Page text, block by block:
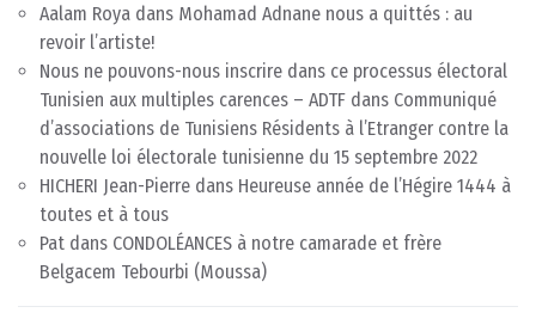
Aalam Roya dans Mohamad Adnane nous a quittés : au
revoir l’artiste!
Nous ne pouvons-nous inscrire dans ce processus électoral
Tunisien aux multiples carences – ADTF dans Communiqué
d’associations de Tunisiens Résidents à l’Etranger contre la
nouvelle loi électorale tunisienne du 15 septembre 2022
HICHERI Jean-Pierre dans Heureuse année de l’Hégire 1444 à
toutes et à tous
Pat dans CONDOLÉANCES à notre camarade et frère
Belgacem Tebourbi (Moussa)